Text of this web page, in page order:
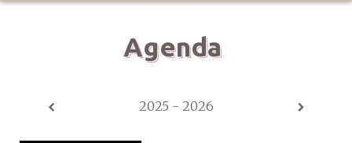
Agenda
2025 - 2026